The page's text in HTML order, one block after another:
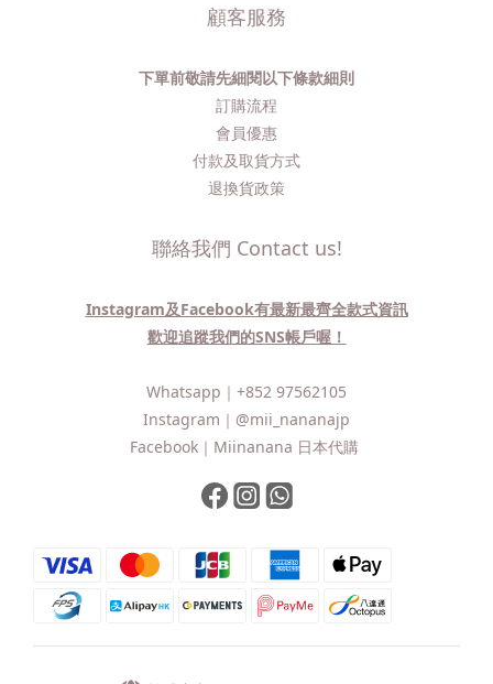
顧客服務
下單前敬請先細閱以下條款細則
訂購流程​
會員優惠
付款及取貨方式
退換貨政策
聯絡我們 Contact us!
Instagram及Facebook有最新最齊全款式資訊
歡迎追蹤我們的SNS帳戶喔！
Whatsapp｜ +852 97562105
Instagram｜ @mii_nananajp
Facebook｜ Miinanana 日本代購